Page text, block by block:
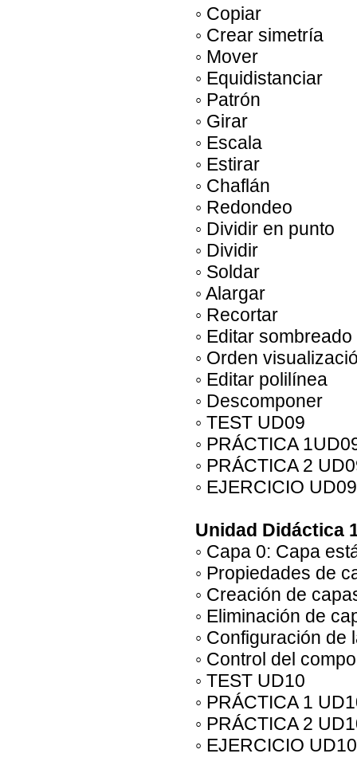
◦ Copiar
◦ Crear simetría
◦ Mover
◦ Equidistanciar
◦ Patrón
◦ Girar
◦ Escala
◦ Estirar
◦ Chaflán
◦ Redondeo
◦ Dividir en punto
◦ Dividir
◦ Soldar
◦ Alargar
◦ Recortar
◦ Editar sombreado
◦ Orden
◦ Editar polilínea
◦ Descomponer
◦ TEST UD09
◦ PRÁCTICA
◦ PRÁCTICA 2
◦ EJERCICIO
Unidad Didáctica
◦ Capa 0: Capa
◦ Propiedades de
◦ Creación de
◦ Eliminación de
◦ Configuración de
◦ Control del
◦ TEST UD10
◦ PRÁCTICA 1
◦ PRÁCTICA 2
◦ EJERCICIO